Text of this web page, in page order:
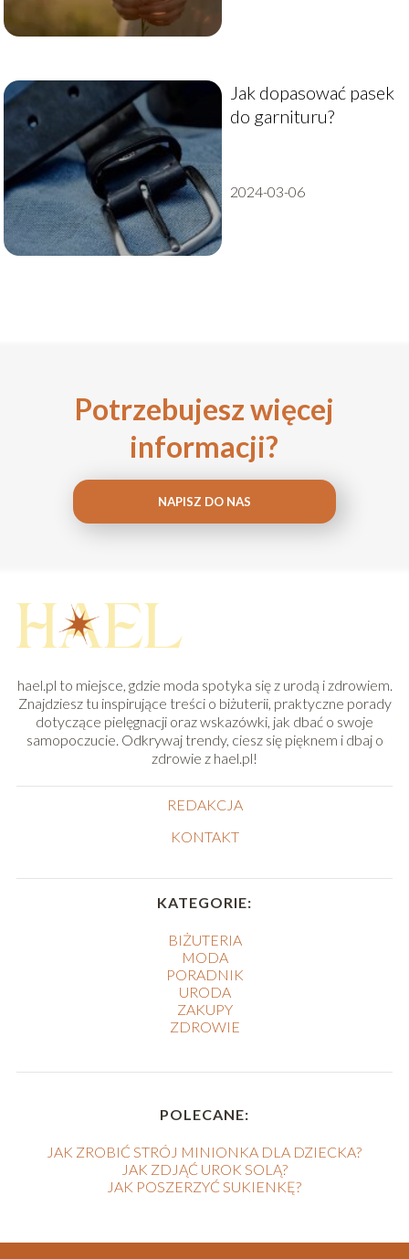
Jak dopasować pasek
do garnituru?
2024-03-06
Potrzebujesz więcej
informacji?
NAPISZ DO NAS
hael.pl to miejsce, gdzie moda spotyka się z urodą i zdrowiem.
Znajdziesz tu inspirujące treści o biżuterii, praktyczne porady
dotyczące pielęgnacji oraz wskazówki, jak dbać o swoje
samopoczucie. Odkrywaj trendy, ciesz się pięknem i dbaj o
zdrowie z hael.pl!
REDAKCJA
KONTAKT
KATEGORIE:
BIŻUTERIA
MODA
PORADNIK
URODA
ZAKUPY
ZDROWIE
POLECANE:
JAK ZROBIĆ STRÓJ MINIONKA DLA DZIECKA?
JAK ZDJĄĆ UROK SOLĄ?
JAK POSZERZYĆ SUKIENKĘ?